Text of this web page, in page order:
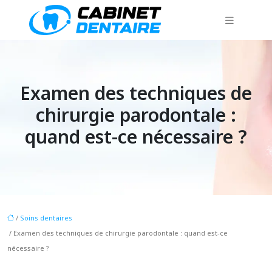
Examen des techniques de
chirurgie parodontale :
quand est-ce nécessaire ?
/ Soins dentaires
/ Examen des techniques de chirurgie parodontale : quand est-ce
nécessaire ?